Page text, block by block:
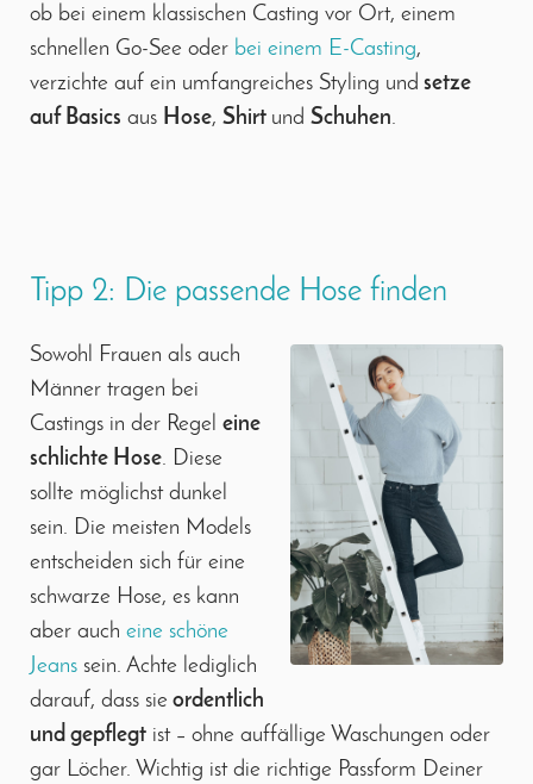
ob bei einem klassischen Casting vor Ort, einem
schnellen Go-See oder bei einem E-Casting,
verzichte auf ein umfangreiches Styling und setze
auf Basics aus Hose, Shirt und Schuhen.
Tipp 2: Die passende Hose finden
Sowohl Frauen als auch
Männer tragen bei
Castings in der Regel eine
schlichte Hose. Diese
sollte möglichst dunkel
sein. Die meisten Models
entscheiden sich für eine
schwarze Hose, es kann
aber auch eine schöne
Jeans sein. Achte lediglich
darauf, dass sie ordentlich
und gepflegt ist – ohne auffällige Waschungen oder
gar Löcher. Wichtig ist die richtige Passform Deiner